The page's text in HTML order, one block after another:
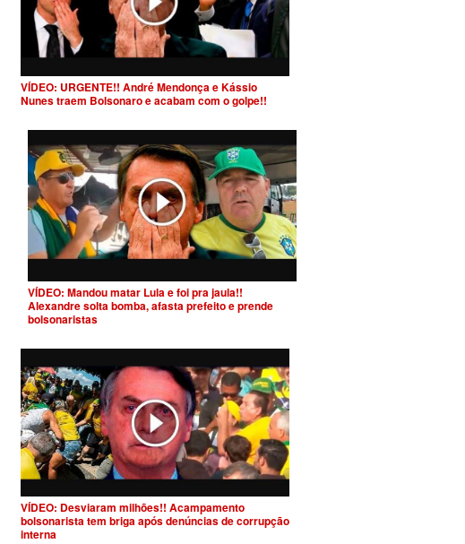
VÍDEO: URGENTE!! André Mendonça e Kássio
Nunes traem Bolsonaro e acabam com o golpe!!
VÍDEO: Mandou matar Lula e foi pra jaula!!
Alexandre solta bomba, afasta prefeito e prende
bolsonaristas
VÍDEO: Desviaram milhões!! Acampamento
bolsonarista tem briga após denúncias de corrupção
interna